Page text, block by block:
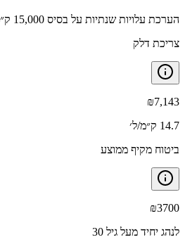
הערכת עלויות שנתיות על בסיס 15,000 ק״מ בשנה
צריכת דלק
₪7,143
14.7 ק״מ/ל׳
ביטוח מקיף ממוצע
₪3700
לנהג יחיד מעל גיל 30